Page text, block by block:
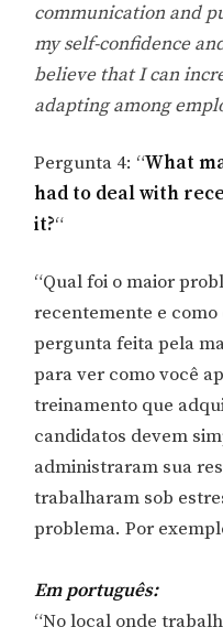
communication and
my self-confidence
believe that I can
adapting among
Pergunta 4: “What
had to deal with
it?“
“Qual foi o maior
recentemente e como
pergunta feita pela
para ver como você
treinamento que
candidatos devem
administraram sua
trabalharam sob
problema. Por
Em português:
“No local onde